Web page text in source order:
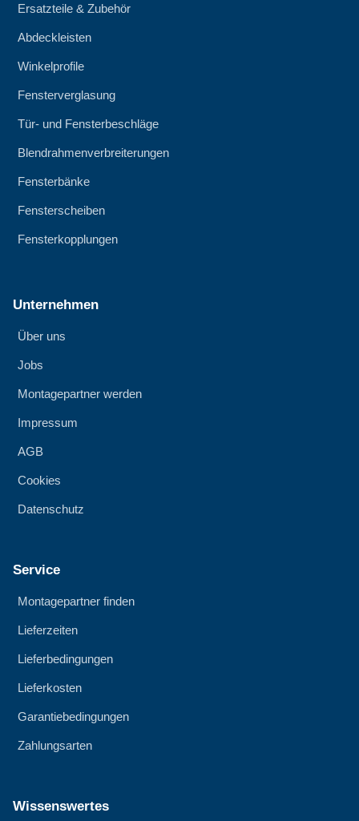
Ersatzteile & Zubehör
Abdeckleisten
Winkelprofile
Fensterverglasung
Tür- und Fensterbeschläge
Blendrahmenverbreiterungen
Fensterbänke
Fensterscheiben
Fensterkopplungen
Unternehmen
Über uns
Jobs
Montagepartner werden
Impressum
AGB
Cookies
Datenschutz
Service
Montagepartner finden
Lieferzeiten
Lieferbedingungen
Lieferkosten
Garantiebedingungen
Zahlungsarten
Wissenswertes